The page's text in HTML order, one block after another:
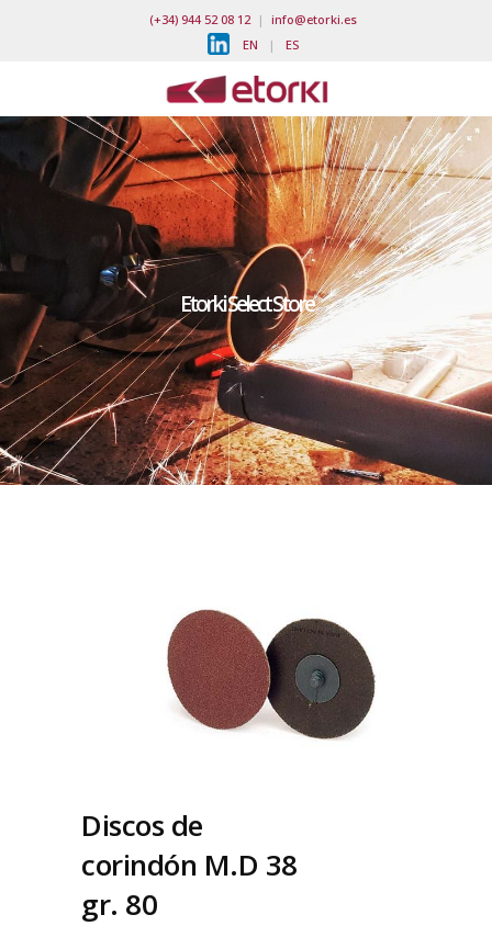
(+34) 944 52 08 12| info@etorki.es
EN | ES
Etorki Select Store
Discos de
corindón M.D 38
gr. 80